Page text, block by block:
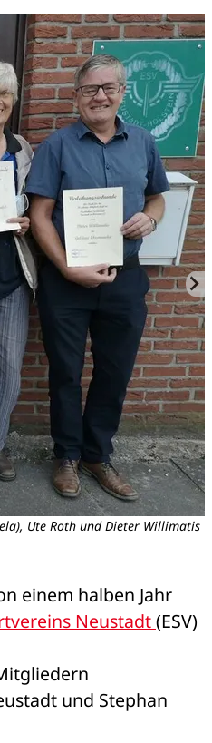
Ute Roth und Dieter Willimatis
einem halben Jahr
Neustadt (ESV)
und Stephan